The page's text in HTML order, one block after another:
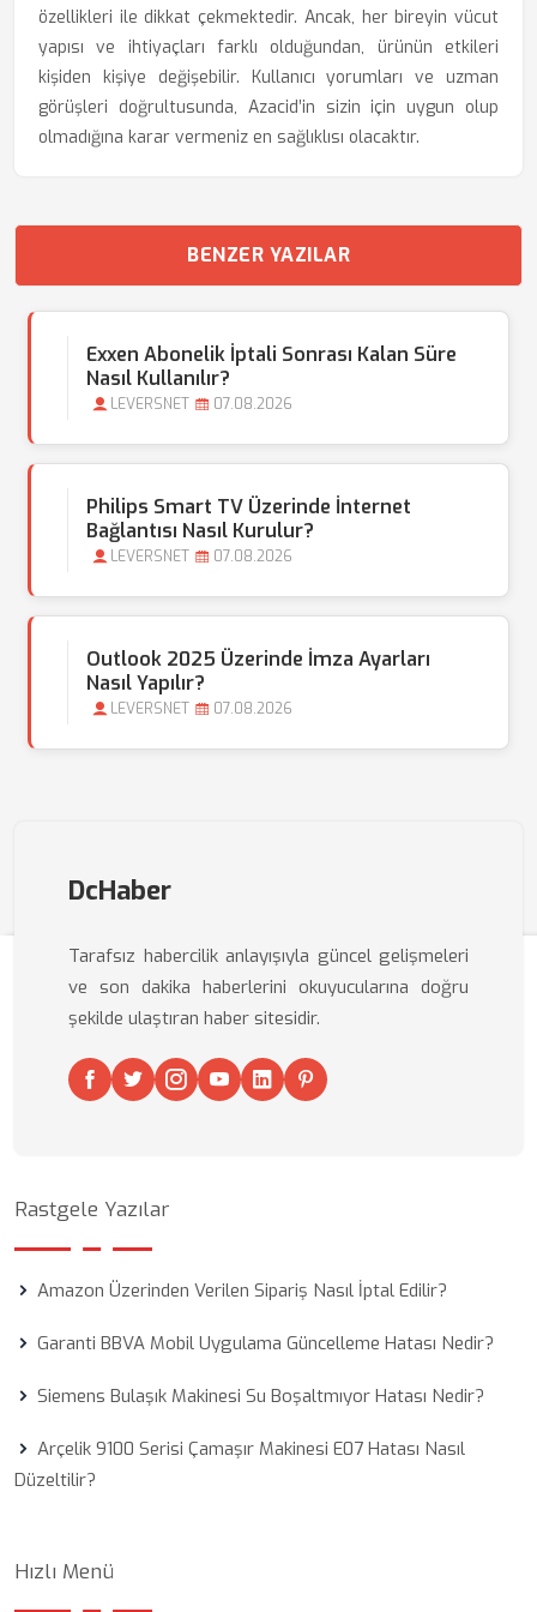
özellikleri ile dikkat çekmektedir. Ancak, her bireyin vücut
yapısı ve ihtiyaçları farklı olduğundan, ürünün etkileri
kişiden kişiye değişebilir. Kullanıcı yorumları ve uzman
görüşleri doğrultusunda, Azacid’in sizin için uygun olup
olmadığına karar vermeniz en sağlıklısı olacaktır.
BENZER YAZILAR
Exxen Abonelik İptali Sonrası Kalan Süre
Nasıl Kullanılır?
LEVERSNET 07.08.2026
Philips Smart TV Üzerinde İnternet
Bağlantısı Nasıl Kurulur?
LEVERSNET 07.08.2026
Outlook 2025 Üzerinde İmza Ayarları
Nasıl Yapılır?
LEVERSNET 07.08.2026
DcHaber
Tarafsız habercilik anlayışıyla güncel gelişmeleri
ve son dakika haberlerini okuyucularına doğru
şekilde ulaştıran haber sitesidir.
Rastgele Yazılar
Amazon Üzerinden Verilen Sipariş Nasıl İptal Edilir?
Garanti BBVA Mobil Uygulama Güncelleme Hatası Nedir?
Siemens Bulaşık Makinesi Su Boşaltmıyor Hatası Nedir?
Arçelik 9100 Serisi Çamaşır Makinesi E07 Hatası Nasıl
Düzeltilir?
Hızlı Menü